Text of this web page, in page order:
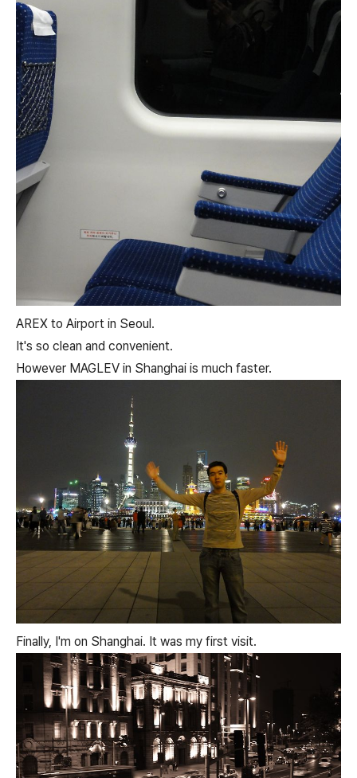
AREX to Airport in Seoul.
It's so clean and convenient.
However MAGLEV in Shanghai is much faster.
Finally, I'm on Shanghai. It was my first visit.